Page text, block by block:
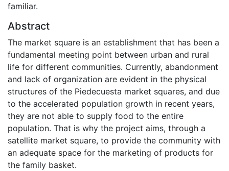
familiar.
Abstract
The market square is an establishment that has been a
fundamental meeting point between urban and rural
life for different communities. Currently, abandonment
and lack of organization are evident in the physical
structures of the Piedecuesta market squares, and due
to the accelerated population growth in recent years,
they are not able to supply food to the entire
population. That is why the project aims, through a
satellite market square, to provide the community with
an adequate space for the marketing of products for
the family basket.